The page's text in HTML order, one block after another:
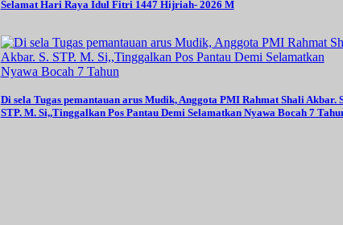
Selamat Hari Raya Idul Fitri 1447 Hijriah- 2026 M
Di sela Tugas pemantauan arus Mudik, Anggota PMI Rahmat Shali Akbar.
STP. M. Si,,Tinggalkan Pos Pantau Demi Selamatkan Nyawa Bocah 7